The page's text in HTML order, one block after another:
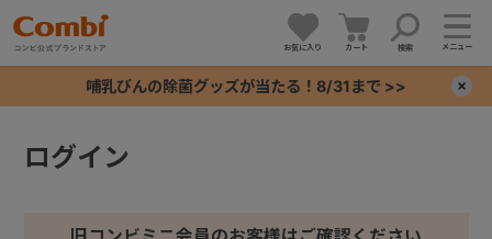
お気に入り カート 検索 メニュー
哺乳びんの除菌グッズが当たる！8/31まで >>
ログイン